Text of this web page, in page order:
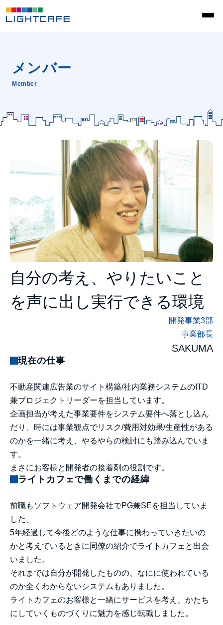
メンバー
Member
自分の考え、やりたいこと
を声に出し実行できる環境
開発事業3部
事業部長
SAKUMA
現在の仕事
不動産関連広告業のサイト構築/社内業務システムのITD
兼プロジェクトリーダーを担当しています。
企画担当が考えた事業要件をシステム要件へ落とし込ん
だり、時には事業観点でリスク/費用対効果/生産性がある
のかを一緒に考え、やるやらの検討にも踏み込んでいま
す。
まさにお客様と開発者の接着剤の役割です。
ライトカフェで働くまでの経緯
前職もソフトウェア開発会社でPG兼SEを担当していま
した。
5年経過して今後どのような仕事に携わっていきたいの
かと考えているときに同僚の紹介でライトカフェと出会
いました。
それまでは自分が開発したものの、なにに使われている
のか全くわからないシステムもありました。
ライトカフェのお客様と一緒にサービスを考え、かたち
にしていくものづくりに魅力を感じ転職しました。